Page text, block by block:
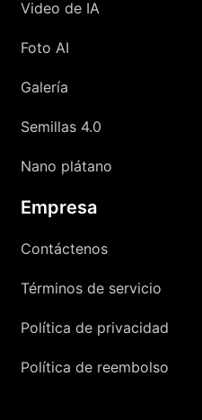
Video de IA
Foto AI
Galería
Semillas 4.0
Nano plátano
Empresa
Contáctenos
Términos de servicio
Política de privacidad
Política de reembolso